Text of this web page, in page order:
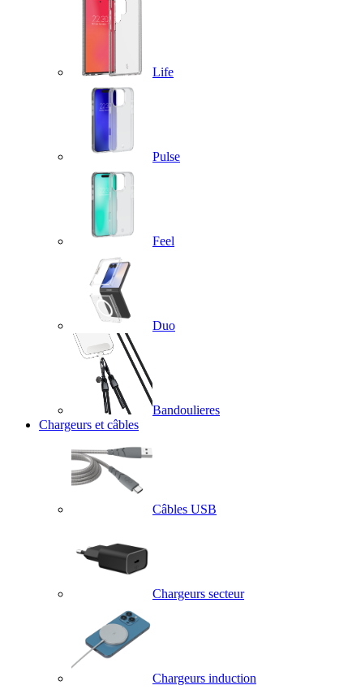
Life
Pulse
Feel
Duo
Bandoulieres
Chargeurs et câbles
Câbles USB
Chargeurs secteur
Chargeurs induction